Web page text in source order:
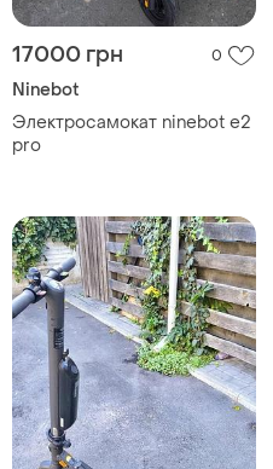
17000 грн 0
Ninebot
Электросамокат ninebot e2
pro